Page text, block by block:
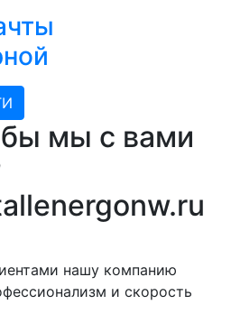
мы с вами
нашу компанию
и скорость